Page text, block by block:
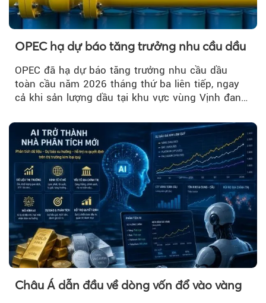
OPEC hạ dự báo tăng trưởng nhu cầu dầu
OPEC đã hạ dự báo tăng trưởng nhu cầu dầu
toàn cầu năm 2026 tháng thứ ba liên tiếp, ngay
cả khi sản lượng dầu tại khu vực vùng Vịnh đang
Châu Á dẫn đầu về dòng vốn đổ vào vàng